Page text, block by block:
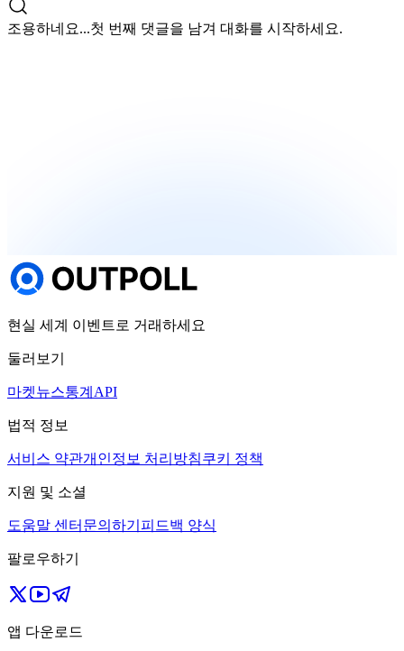
조용하네요...첫 번째 댓글을 남겨 대화를 시작하세요.
현실 세계 이벤트로 거래하세요
둘러보기
마켓뉴스통계 API
법적 정보
서비스 약관개인정보 처리방침쿠키 정책
지원 및 소셜
도움말 센터 문의하기 피드백 양식
팔로우하기
앱 다운로드